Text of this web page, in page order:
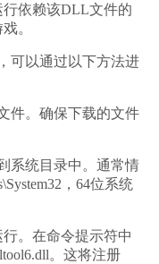
依赖该DLL文件的
。
可以通过以下方法进
件。确保下载的文件
系统目录中。通常情
，64位系统
。在命令提示符中
。这将注册